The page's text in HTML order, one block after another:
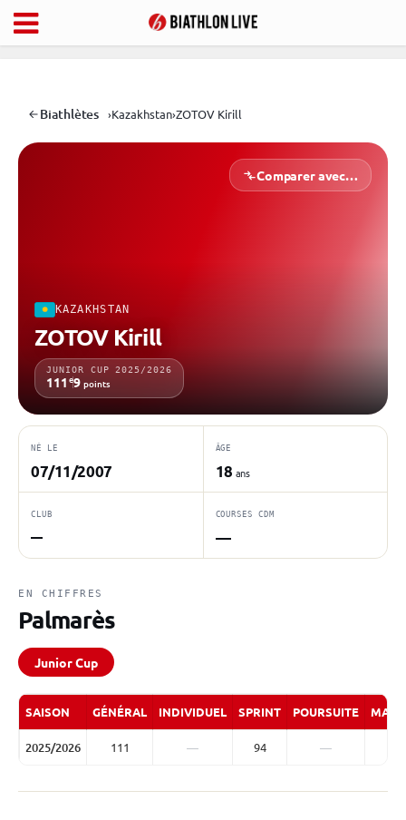
Biathlètes ›Kazakhstan›ZOTOV Kirill
KAZAKHSTAN
ZOTOV Kirill
JUNIOR CUP 2025/2026
111 e9 points
Comparer avec…
NÉ LE
07/11/2007
ÂGE
18 ans
CLUB
—
COURSES CDM
—
EN CHIFFRES
Palmarès
Junior Cup
SAISON GÉNÉRAL INDIVIDUEL SPRINT POURSUITE
2025/2026 111 — 94 —